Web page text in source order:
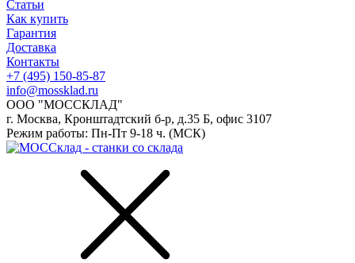
Статьи
Как купить
Гарантия
Доставка
Контакты
+7 (495) 150-85-87
info@mossklad.ru
ООО "МОССКЛАД"
г. Москва, Кронштадтский б-р, д.35 Б, офис 3107
Режим работы: Пн-Пт 9-18 ч. (МСК)